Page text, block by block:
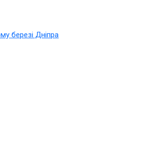
березі Дніпра